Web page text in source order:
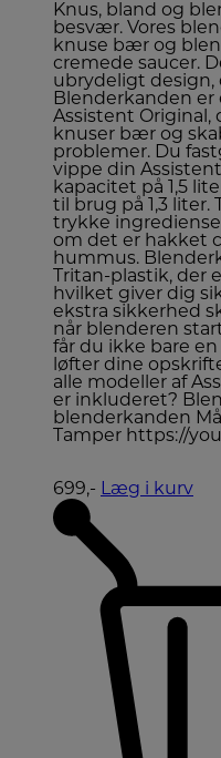
Knus, bland og
besvær. Vores
knuse bær og
cremede saucer.
ubrydeligt design,
Blenderkanden
Assistent Original,
knuser bær og
problemer. Du
vippe din
kapacitet på 1,5
til brug på 1,3
trykke
om det er hakket
hummus.
Tritan-plastik, der
hvilket giver dig
ekstra sikkerhed
når blenderen
får du ikke bare
løfter dine
alle modeller af
er inkluderet?
blenderkanden
Tamper https://
699,- Læg i kurv